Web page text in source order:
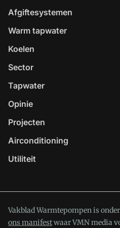
Afgiftesystemen
Warm tapwater
Koelen
Sector
Tapwater
Opinie
Projecten
Airconditioning
Utiliteit
Vakblad Warmtepompen is
ons manifestwaar VMN media